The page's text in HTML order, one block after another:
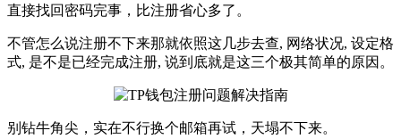
直接找回密码完事，比注册省心多了。
不管怎么说注册不下来那就依照这几步去查, 网络状况, 设定格
式, 是不是已经完成注册, 说到底就是这三个极其简单的原因。
别钻牛角尖，实在不行换个邮箱再试，天塌不下来。